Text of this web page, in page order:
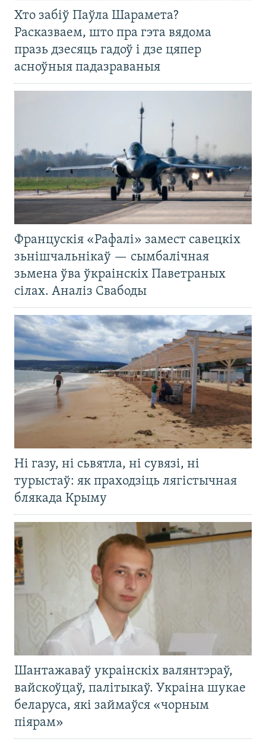
Хто забіў Паўла Шарамета?
Расказваем, што пра гэта вядома
празь дзесяць гадоў і дзе цяпер
асноўныя падазраваныя
Францускія «Рафалі» замест савецкіх
зьнішчальнікаў — сымбалічная
зьмена ўва ўкраінскіх Паветраных
сілах. Аналіз Свабоды
Ні газу, ні сьвятла, ні сувязі, ні
турыстаў: як праходзіць лягістычная
блякада Крыму
Шантажаваў украінскіх валянтэраў,
вайскоўцаў, палітыкаў. Украіна шукае
беларуса, які займаўся «чорным
піярам»